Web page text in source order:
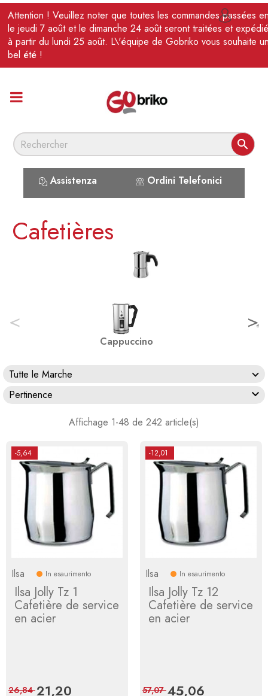
Attention ! Veuillez noter que toutes les commandes passées
le jeudi 7 août et le dimanche 24 août seront traitées et
à partir du lundi 25 août. L\'équipe de Gobriko vous souhaite
bel été !

Assistenza Ordini Telefonici
FR
Cafetières
>
<
Cappuccino
Tutte le Marche
Pertinence

Affichage 1-48 de 242 article(s)
-5,64
Ilsa In esaurimento
Ilsa Jolly Tz 1
Cafetière de service
en acier
Prix
21,20
26,84
-12,01
Ilsa In esaurimento
Ilsa Jolly Tz 12
Cafetière de service
en acier
Prix
45,06
57,07